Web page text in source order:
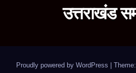
उत्तराखंड
Proudly powered by WordPress